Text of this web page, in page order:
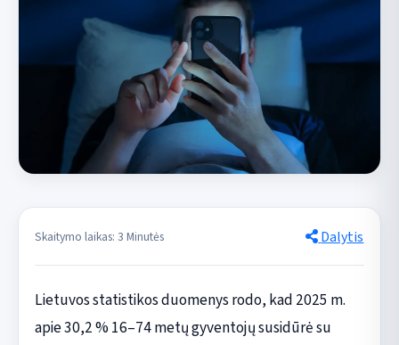
Skaitymo laikas: 3 Minutės Dalytis
Lietuvos statistikos duomenys rodo, kad 2025 m.
apie 30,2 % 16–74 metų gyventojų susidūrė su